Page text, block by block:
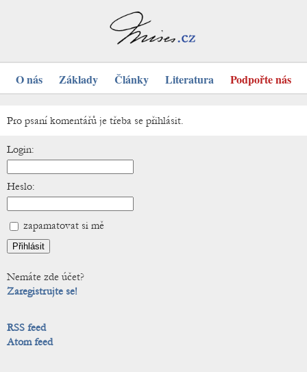
O nás Základy Články Literatura Podpořte nás
Pro psaní komentářů je třeba se přihlásit.
Login:
Heslo:
zapamatovat si mě
Nemáte zde účet?
Zaregistrujte se!
RSS feed
Atom feed